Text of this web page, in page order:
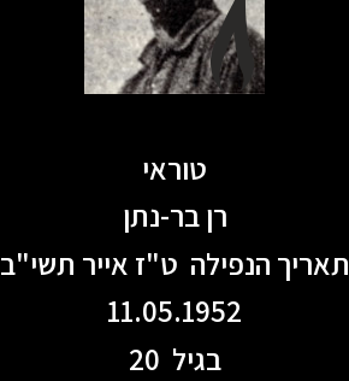
טוראי
רן בר-נתן
תאריך הנפילה ט"ז אייר תשי"ב
11.05.1952
בגיל 20